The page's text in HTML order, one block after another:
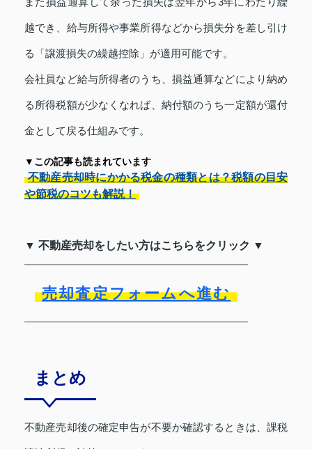
越でき、給与所得や事業所得などから損失分を差し引け
る「譲渡損失の繰越控除」が適用可能です。
会社員など給与所得者のうち、損益通算などにより納め
る所得税額が少なくなれば、納付額のうち一定額が還付
金として戻る仕組みです。
▼この記事も読まれています
不動産売却時にかかる税金の種類とは？税額の目安
や節税のコツも解説！
▼ 不動産売却をしたい方はこちらをクリック ▼
売却査定フォームへ進む
まとめ
不動産売却後の確定申告が不要か確認するときは、課税